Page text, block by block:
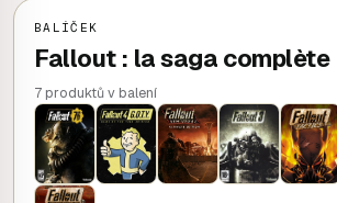
BALÍČEK
Fallout : la saga complète
7 produktů v balení